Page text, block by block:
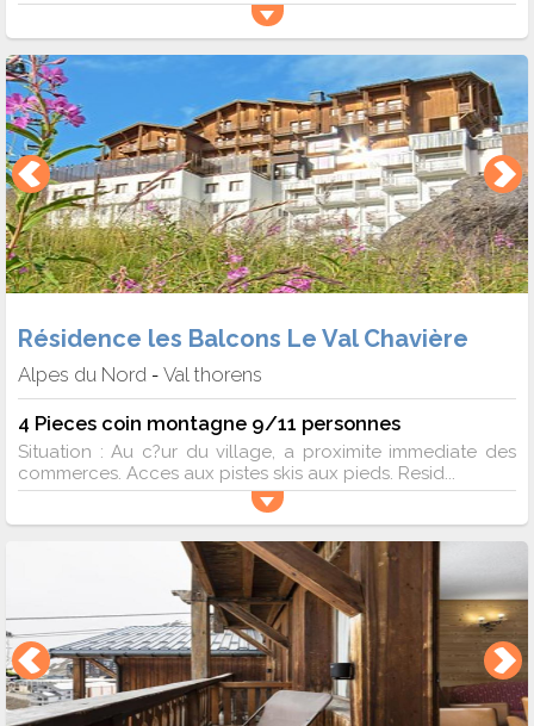
Résidence les Balcons Le Val Chavière
Alpes du Nord - Val thorens
4 Pieces coin montagne 9/11 personnes
Situation : Au c?ur du village, a proximite immediate des
commerces. Acces aux pistes skis aux pieds. Resid...